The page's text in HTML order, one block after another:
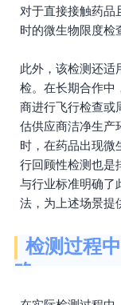
对于直接接触药品
时的微生物限度检
此外，该检测还适
检。在长期合作中
商进行飞行检查或
估供应商洁净生产
时，在药品出现微
行回顾性检测也是
与行业标准明确了
法，为上述场景提
检测过程
略